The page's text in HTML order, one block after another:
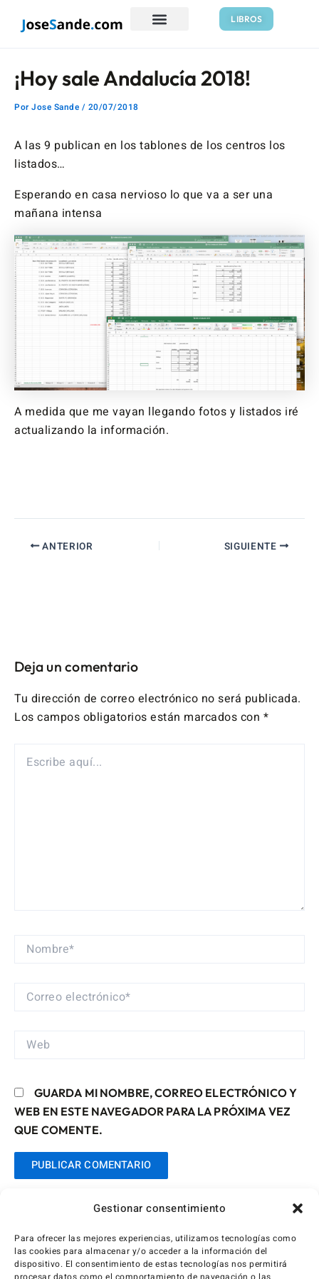
Gestionar consentimiento
Para ofrecer las mejores experiencias, utilizamos tecnologías como
las cookies para almacenar y/o acceder a la información del
dispositivo. El consentimiento de estas tecnologías nos permitirá
LIBROS
¡Hoy sale Andalucía 2018!
Por Jose Sande / 20/07/2018
A las 9 publican en los tablones de los centros los
listados…
Esperando en casa nervioso lo que va a ser una
mañana intensa
A medida que me vayan llegando fotos y listados iré
actualizando la información.
de
ANTERIOR SIGUIENTE
Deja un comentario
Tu dirección de correo electrónico no será publicada.
Los campos obligatorios están marcados con *
AQUÍ...
NOMBRE*
CORREO
WEB
GUARDA MI NOMBRE, CORREO ELECTRÓNICO Y
WEB EN ESTE NAVEGADOR PARA LA PRÓXIMA VEZ
QUE COMENTE.